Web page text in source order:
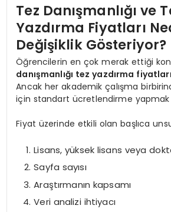
Tez Danışmanlığı ve
Yazdırma Fiyatları
Değişiklik Gösteriyor?
Öğrencilerin en çok merak ettiği
danışmanlığı tez yazdırma fiyatları
Ancak her akademik çalışma
için standart ücretlendirme
Fiyat üzerinde etkili olan başlıca
Lisans, yüksek lisans veya
Sayfa sayısı
Araştırmanın kapsamı
Veri analizi ihtiyacı